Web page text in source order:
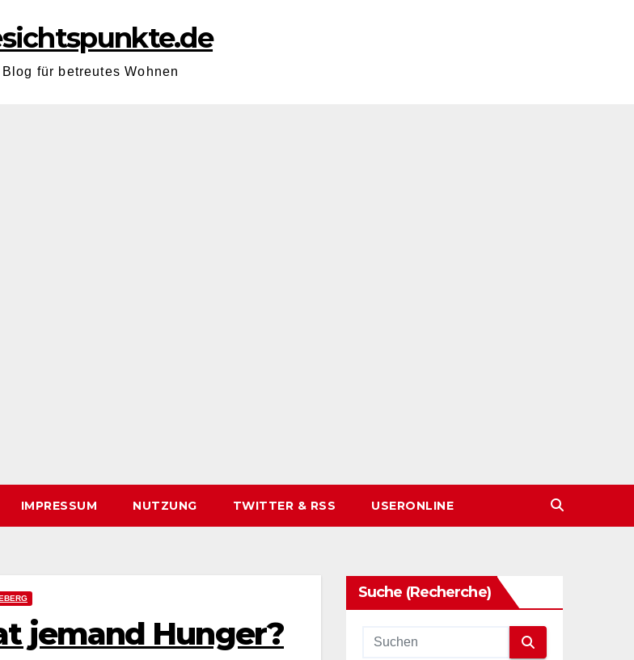
Blog für betreutes Wohnen
IMPRESSUM NUTZUNG TWITTER & RSS USERONLINE
jemand Hunger?
Suche (Recherche)